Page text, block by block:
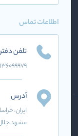
اطلاعات تماس
تلفن
آدرس
ایران،
مشهد،جلال آل